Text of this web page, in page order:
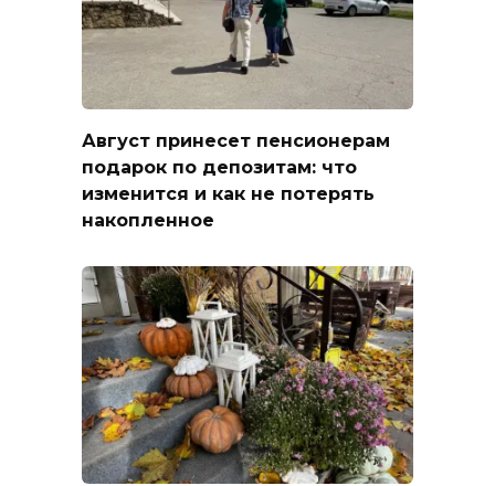
Август принесет пенсионерам
подарок по депозитам: что
изменится и как не потерять
накопленное